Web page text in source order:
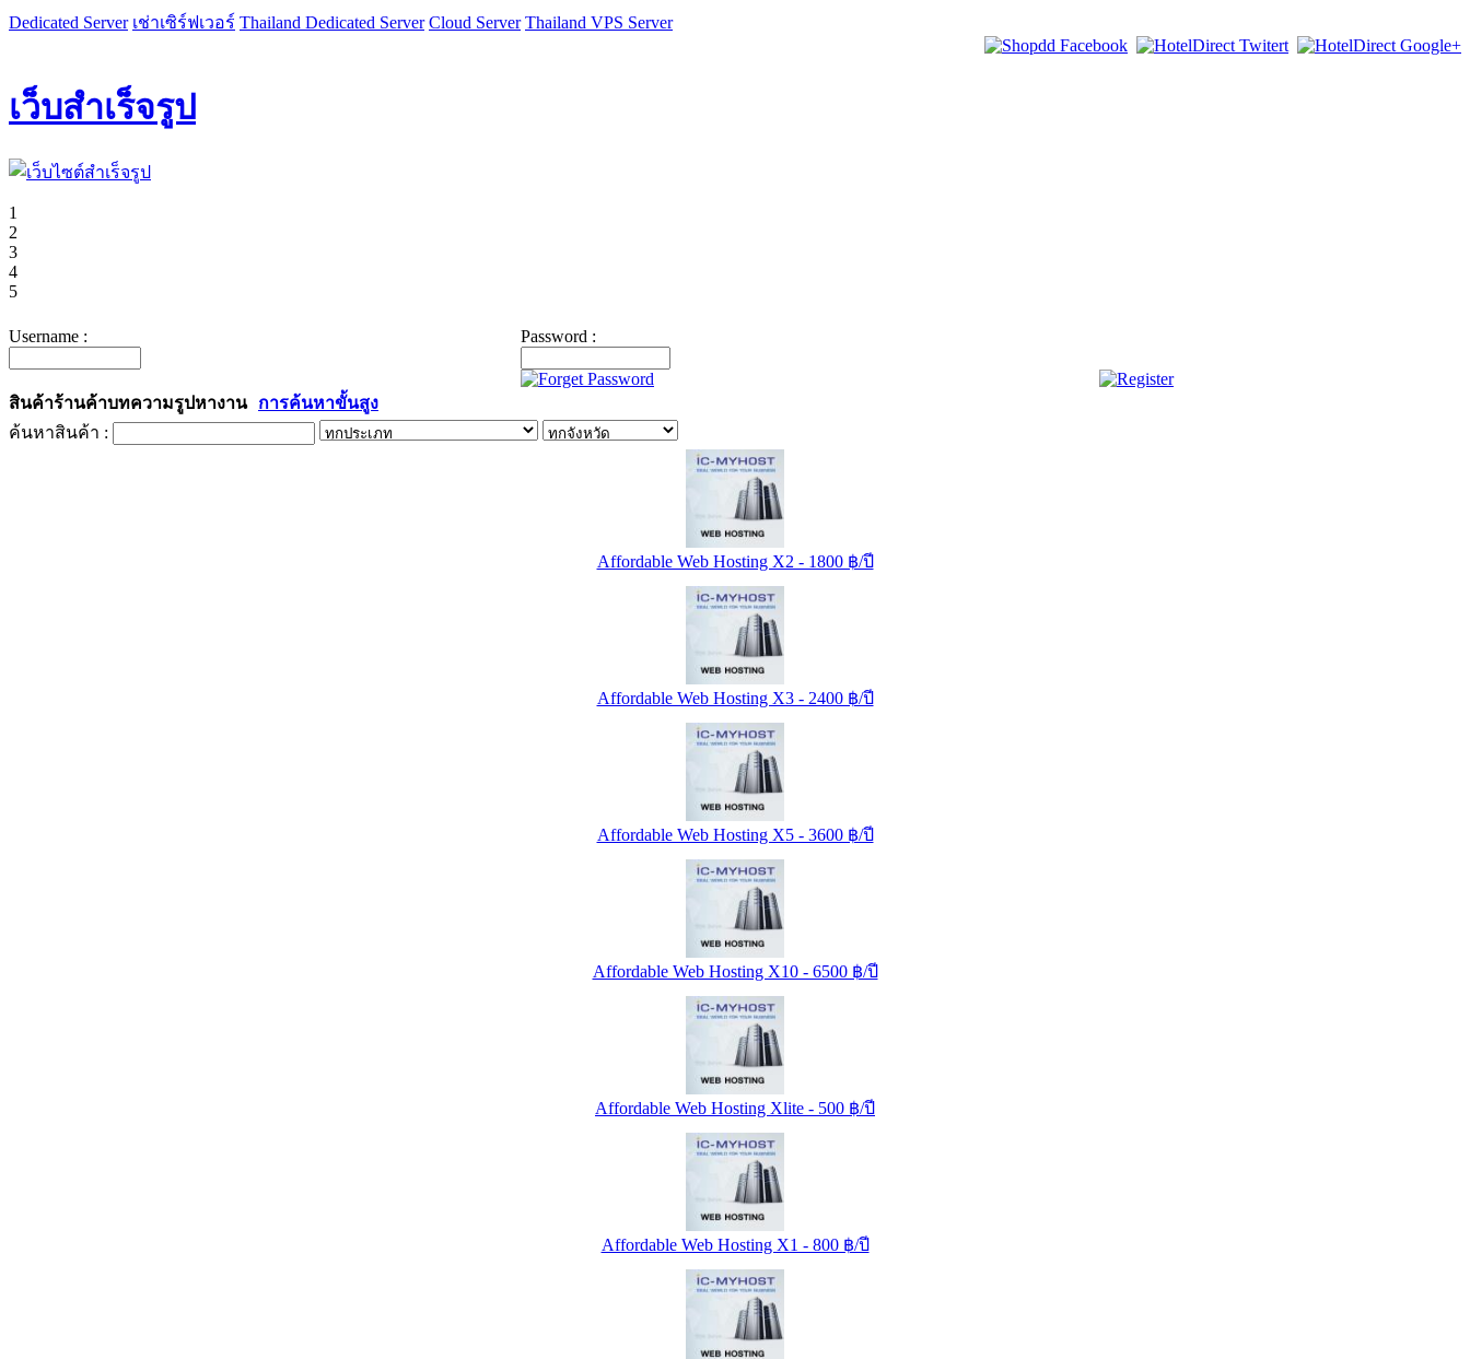
Dedicated Server เช่าเซิร์ฟเวอร์ Thailand Dedicated Server Cloud Server Thailand VPS Server
เว็บสำเร็จรูป
1
2
3
4
5
Username : Password :
สินค้าร้านค้าบทความรูปหางาน
การค้นหาขั้นสูง
ค้นหาสินค้า :
Affordable Web Hosting X2 - 1800 ฿/ปี
Affordable Web Hosting X3 - 2400 ฿/ปี
Affordable Web Hosting X5 - 3600 ฿/ปี
Affordable Web Hosting X10 - 6500 ฿/ปี
Affordable Web Hosting Xlite - 500 ฿/ปี
Affordable Web Hosting X1 - 800 ฿/ปี